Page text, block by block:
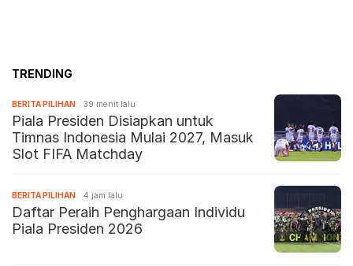
TRENDING
BERITA PILIHAN 39 menit lalu
Piala Presiden Disiapkan untuk
Timnas Indonesia Mulai 2027, Masuk
Slot FIFA Matchday
BERITA PILIHAN 4 jam lalu
Daftar Peraih Penghargaan Individu
Piala Presiden 2026